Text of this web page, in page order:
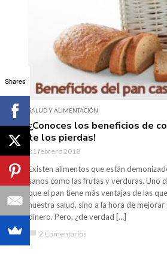
SALUD Y ALIMENTACIÓN
¿Conoces los beneficios de
te los pierdas!
21 febrero 2018
Existen alimentos que están
sanos como las frutas y verduras. Uno
que el pan tiene más ventajas de las
nuestra salud, sino a la hora de
dinero. Pero, ¿de verdad […]
chat_bubble 2 Comentarios
Shares